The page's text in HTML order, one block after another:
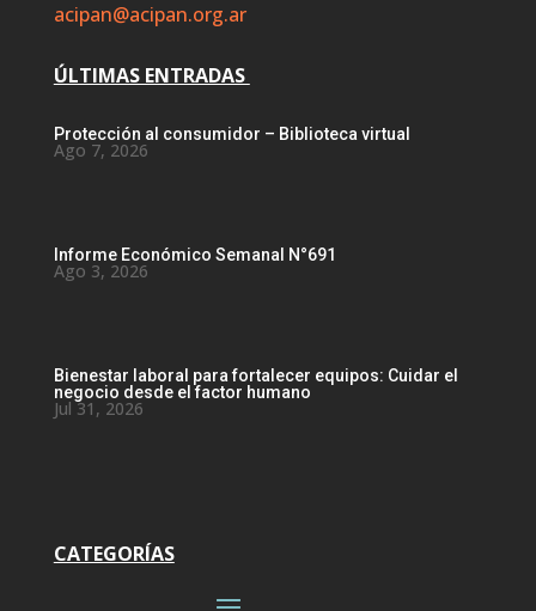
acipan@acipan.org.ar
ÚLTIMAS ENTRADAS
Protección al consumidor – Biblioteca virtual
Ago 7, 2026
Informe Económico Semanal N°691
Ago 3, 2026
Bienestar laboral para fortalecer equipos: Cuidar el
negocio desde el factor humano
Jul 31, 2026
CATEGORÍAS